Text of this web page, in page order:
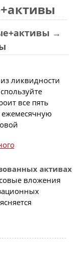
→
ликвидности
все пять
активах
вложения